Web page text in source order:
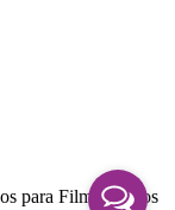
para Film Eventos